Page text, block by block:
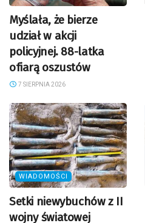
Myślała, że bierze
udział w akcji
policyjnej. 88-latka
ofiarą oszustów
7 SIERPNIA 2026
WIADOMOŚCI
Setki niewybuchów z II
wojny światowej